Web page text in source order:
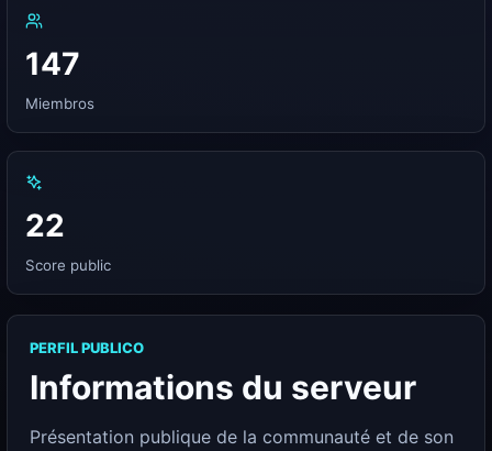
147
Miembros
22
Score public
PERFIL PUBLICO
Informations du serveur
Présentation publique de la communauté et de son